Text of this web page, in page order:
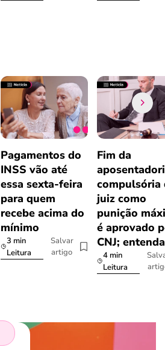
Pagamentos do
INSS vão até
essa sexta-feira
para quem
recebe acima do
mínimo
3 min
Leitura
Salvar
artigo
Fim da
compulsória
juiz como
punição
é aprovado
CNJ; entenda
4 min
Leitura